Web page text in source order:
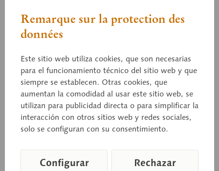
Modelo de abeja obrera
Apis mellifica, a escala 25:1, de SOMSO-PLAST®,
según el jefe de estudios Christian Groß. En total 3
piezas. Sobre soporte con peana verde.
Remarque sur la protection des
données
Este sitio web utiliza cookies, que son necesarias
para el funcionamiento técnico del sitio web y que
siempre se establecen. Otras cookies, que
aumentan la comodidad al usar este sitio web, se
utilizan para publicidad directa o para simplificar la
interacción con otros sitios web y redes sociales,
solo se configuran con su consentimiento.
Configurar Rechazar